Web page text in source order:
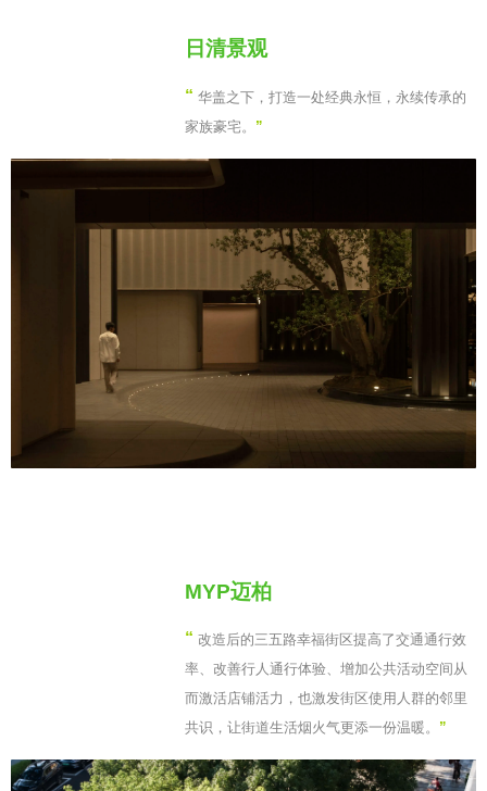
日清景观
“ 华盖之下，打造一处经典永恒，永续传承的
家族豪宅。 ”
MYP迈柏
“ 改造后的三五路幸福街区提高了交通通行效
率、改善行人通行体验、增加公共活动空间从
而激活店铺活力，也激发街区使用人群的邻里
共识，让街道生活烟火气更添一份温暖。 ”